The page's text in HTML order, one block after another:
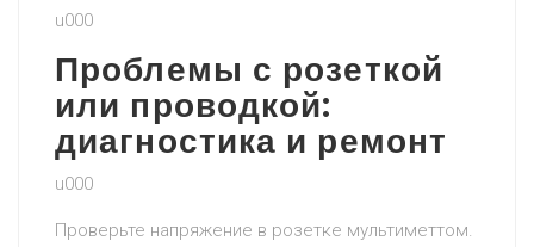
u000
Проблемы с розеткой
или проводкой:
диагностика и ремонт
u000
Проверьте напряжение в розетке мультиметтом.